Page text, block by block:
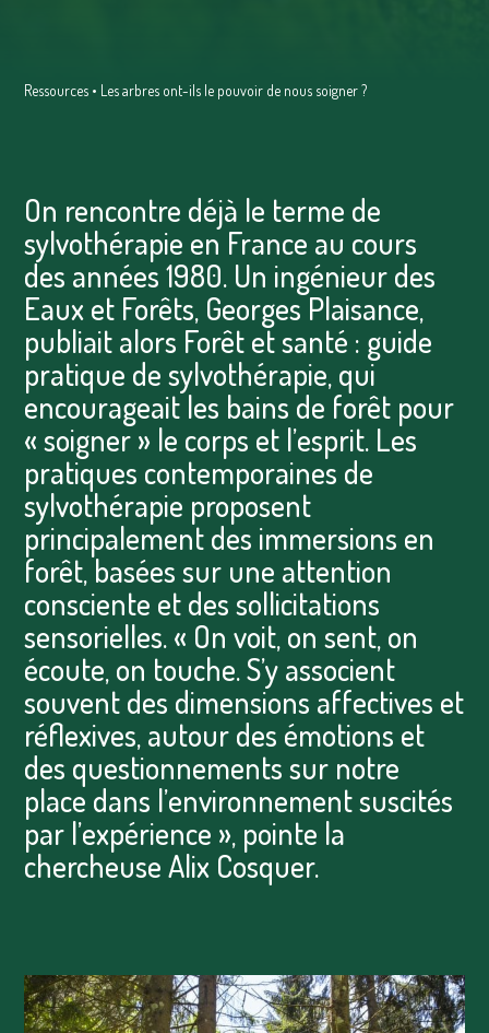
Ressources • Les arbres ont-ils le pouvoir de nous soigner ?
On rencontre déjà le terme de
sylvothérapie en France au cours
des années 1980. Un ingénieur des
Eaux et Forêts, Georges Plaisance,
publiait alors Forêt et santé : guide
pratique de sylvothérapie, qui
encourageait les bains de forêt pour
« soigner » le corps et l’esprit. Les
pratiques contemporaines de
sylvothérapie proposent
principalement des immersions en
forêt, basées sur une attention
consciente et des sollicitations
sensorielles. « On voit, on sent, on
écoute, on touche. S’y associent
souvent des dimensions affectives et
réflexives, autour des émotions et
des questionnements sur notre
place dans l’environnement suscités
par l’expérience », pointe la
chercheuse Alix Cosquer.